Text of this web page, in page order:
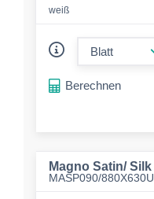
weiß
Berechnen
Magno Satin/ Silk
MASP090/880X630U